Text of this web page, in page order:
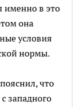
именно в это
она
условия
нормы.
что
западного